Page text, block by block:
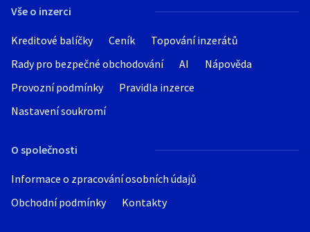
Vše o inzerci
Kreditové balíčky Ceník
Topování inzerátů
Rady pro bezpečné obchodování
AI
Nápověda
Provozní podmínky
Pravidla inzerce
Nastavení soukromí
O společnosti
Informace o zpracování osobních údajů
Obchodní podmínky
Kontakty